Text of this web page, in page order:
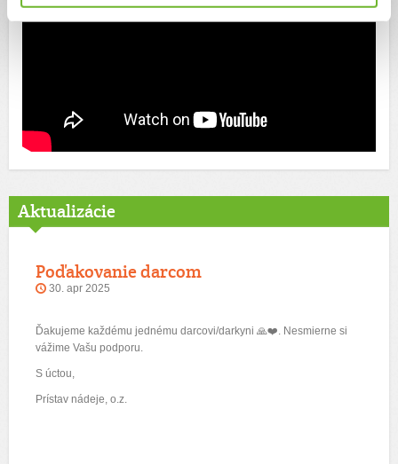
Aktualizácie
Poďakovanie darcom
30. apr 2025
Ďakujeme každému jednému darcovi/darkyni 🙏❤️. Nesmierne si
vážime Vašu podporu.
S úctou,
Prístav nádeje, o.z.